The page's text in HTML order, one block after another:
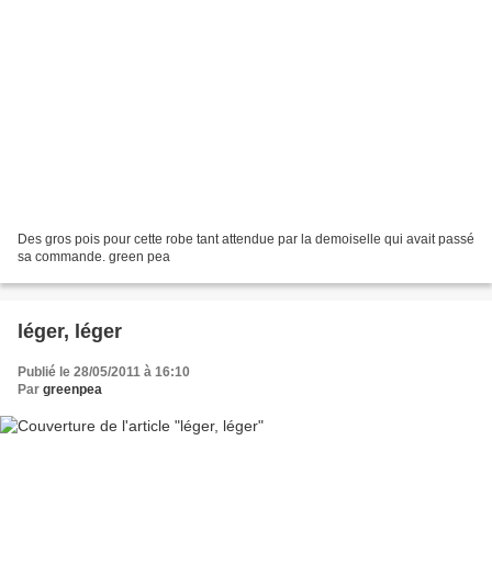
Des gros pois pour cette robe tant attendue par la demoiselle qui avait passé
sa commande. green pea
léger, léger
Publié le 28/05/2011 à 16:10
Par greenpea